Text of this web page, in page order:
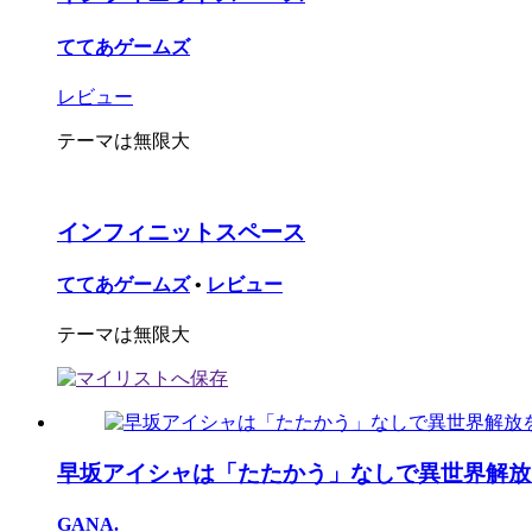
ててあゲームズ
レビュー
テーマは無限大
インフィニットスペース
ててあゲームズ • レビュー
テーマは無限大
早坂アイシャは「たたかう」なしで異世界解
GANA.